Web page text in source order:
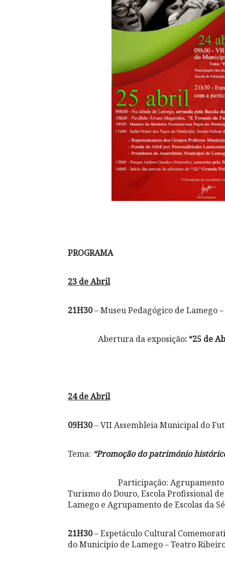
PROGRAMA
23 de Abril
21H30– Museu Pedagógico de Lamego –
Abertura da exposição: “25 de
24 de Abril
09H30– VII Assembleia Municipal do
Tema: “Promoção do património
Participação: Agrupamento
Turismo do Douro, Escola Profissional
Lamego e Agrupamento de Escolas da
21H30– Espetáculo Cultural
do Município de Lamego – Teatro